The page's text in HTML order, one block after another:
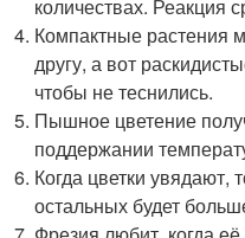
количествах. Реакция
Компактные растения
другу, а вот
чтобы не теснились.
Пышное цветение
поддержании
Когда цветки увядают,
остальных будет